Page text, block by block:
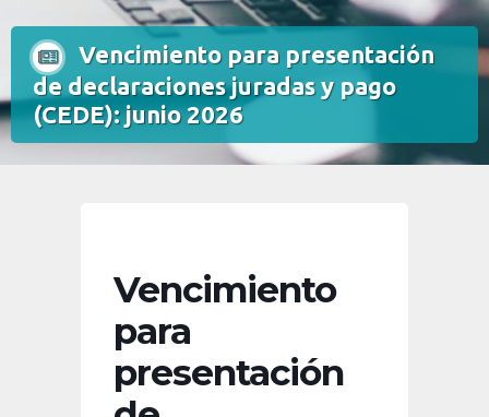
Vencimiento para presentación
de declaraciones juradas y pago
(CEDE): junio 2026
Vencimiento
para
presentación